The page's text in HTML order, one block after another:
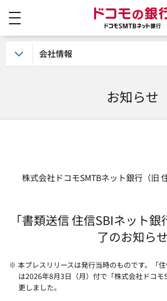
お知らせ
株式会社ドコモSMTBネット銀行（旧
「書類送信 住信SBIネット
了のお知らせ
※ 本プレスリリースは発行当時のものです。「住
は2026年8月3日（月）付で「株式会社ドコモ
更しました。
会社情報